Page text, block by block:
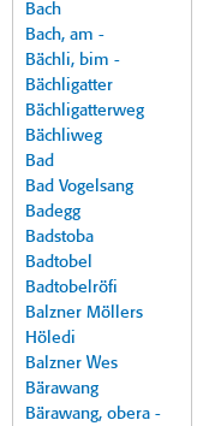
Bach
Bach, am -
Bächli, bim -
Bächligatter
Bächligatterweg
Bächliweg
Bad
Bad Vogelsang
Badegg
Badstoba
Badtobel
Badtobelröfi
Balzner Möllers
Höledi
Balzner Wes
Bärawang
Bärawang, obera -